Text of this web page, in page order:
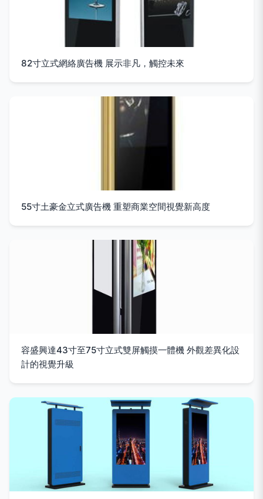
82寸立式網絡廣告機 展示非凡，觸控未來
55寸土豪金立式廣告機 重塑商業空間視覺新高度
容盛興達43寸至75寸立式雙屏觸摸一體機 外觀差異化設
計的視覺升級